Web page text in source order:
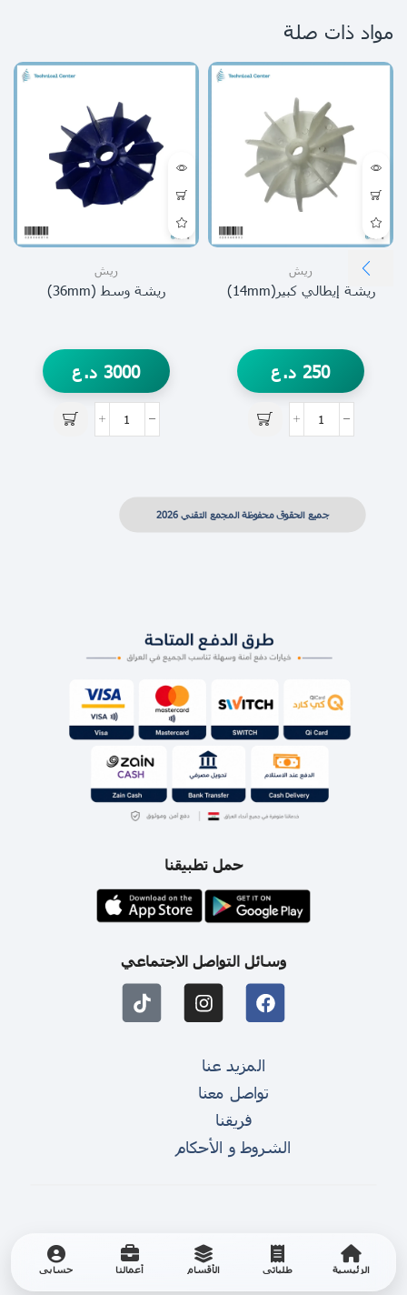
الرئيسية طلباتي الأقسام أعمالنا حسابي
مواد ذات صلة
ريش
ريشة إيطالي كبير(14mm)
250 د.ع
ريش
ريشة وسط (36mm)
3000 د.ع
جميع الحقوق محفوظة المجمع التقني 2026
حمل تطبيقنا
وسائل التواصل الاجتماعي
المزيد عنا
تواصل معنا
فريقنا
الشروط و الأحكام